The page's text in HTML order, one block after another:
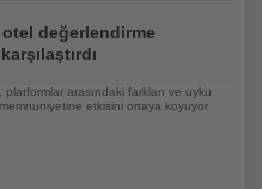
otel değerlendirme
platformlar arasındaki farkları ve uyku
etkisini ortaya koyuyor